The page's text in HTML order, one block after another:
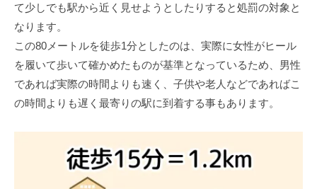
て少しでも駅から近く見せようとしたりすると処罰の対象と
なります。
この80メートルを徒歩1分としたのは、実際に女性がヒール
を履いて歩いて確かめたものが基準となっているため、男性
であれば実際の時間よりも速く、子供や老人などであればこ
の時間よりも遅く最寄りの駅に到着する事もあります。